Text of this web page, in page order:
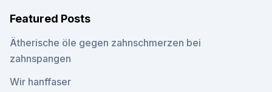
Featured Posts
Ätherische öle gegen zahnschmerzen bei
zahnspangen
Wir hanffaser